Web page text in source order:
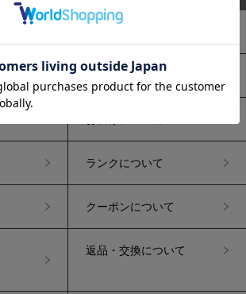
送料について
ランクについて
クーポンについて
返品・交換について